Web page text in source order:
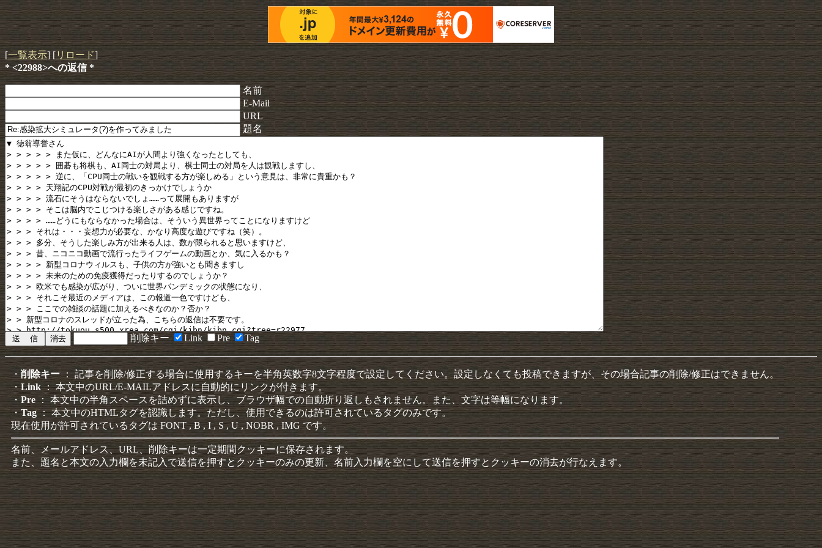
[一覧表示] [リロード]
* <22988>への返信 *
名前
E-Mail
URL
題名
削除キー Link Pre Tag
・ 削除キー： 記事を削除/修正する場合に使用するキーを半角英数字8文字程度で設定してください。設定しなくても投稿できますが、その場合記事の削除/修正はできません。
・Link： 本文中のURL/E-MAILアドレスに自動的にリンクが付きます。
・Pre ： 本文中の半角スペースを詰めずに表示し、ブラウザ幅での自動折り返しもされません。また、文字は等幅になります。
・Tag： 本文中のHTMLタグを認識します。ただし、使用できるのは許可されているタグのみです。
現在使用が許可されているタグは FONT , B , I , S , U , NOBR , IMG です。
名前、メールアドレス、URL、削除キーは一定期間クッキーに保存されます。
また、題名と本文の入力欄を未記入で送信を押すとクッキーのみの更新、名前入力欄を空にして送信を押すとクッキーの消去が行なえます。